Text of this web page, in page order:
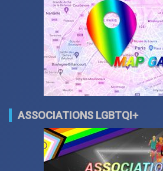
ASSOCIATIONS LGBTQI+